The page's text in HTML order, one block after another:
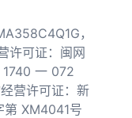
，
许可证：闽网
一 072
营许可证：新
第 XM4041号